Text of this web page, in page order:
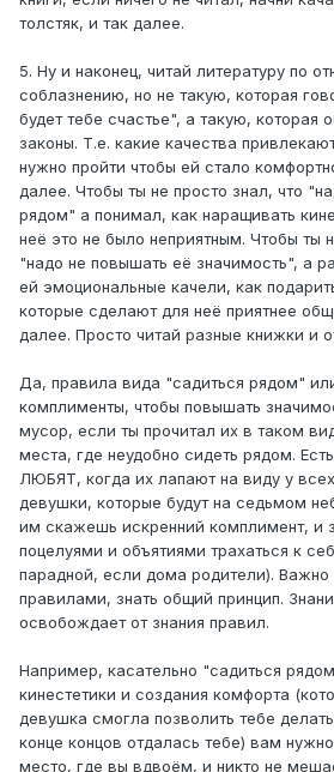
толстяк, и так далее.
5. Ну и наконец, читай литературу по
соблазнению, но не такую, которая
будет тебе счастье", а такую, которая
законы. Т.е. какие качества
нужно пройти чтобы ей стало
далее. Чтобы ты не просто знал, что
рядом" а понимал, как наращивать
неё это не было неприятным. Чтобы ты
"надо не повышать её значимость", а
ей эмоциональные качели, как
которые сделают для неё приятнее
далее. Просто читай разные книжки и
Да, правила вида "садиться рядом"
комплименты, чтобы повышать
мусор, если ты прочитал их в таком
места, где неудобно сидеть рядом.
ЛЮБЯТ, когда их лапают на виду у
девушки, которые будут на седьмом
им скажешь искренний комплимент, и
поцелуями и объятиями трахаться к
парадной, если дома родители). Важно
правилами, знать общий принцип.
освобождает от знания правил.
Например, касательно "садиться
кинестетики и создания комфорта
девушка смогла позволить тебе
конце концов отдалась тебе) вам
место, где вы вдвоём, и никто не